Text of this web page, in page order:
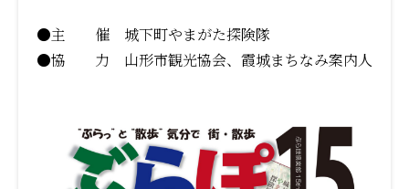
●主 催 城下町やまがた探険隊
●協 力 山形市観光協会、霞城まちなみ案内人